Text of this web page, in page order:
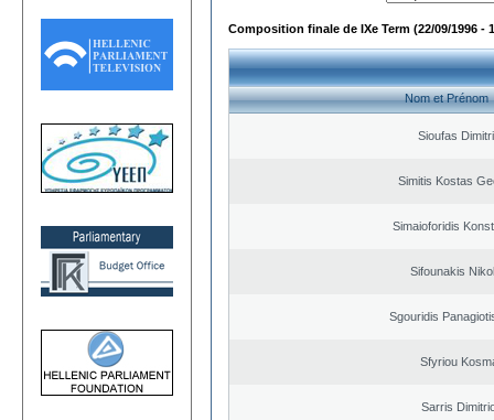
Composition finale de IXe Term (22/09/1996 -
Nom et Prénom
Sioufas
Simitis Kostas
Simaioforidis
Sifounakis
Sgouridis
Sfyriou
Sarris